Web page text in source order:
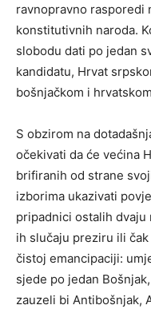
ravnopravno rasporedi
konstitutivnih naroda.
slobodu dati po jedan
kandidatu, Hrvat
bošnjačkom i
S obzirom na
očekivati da će većina
brifiranih od strane
izborima ukazivati
pripadnici ostalih dvaju
ih slučaju preziru ili
čistoj emancipaciji:
sjede po jedan
zauzeli bi Antibošnjak,